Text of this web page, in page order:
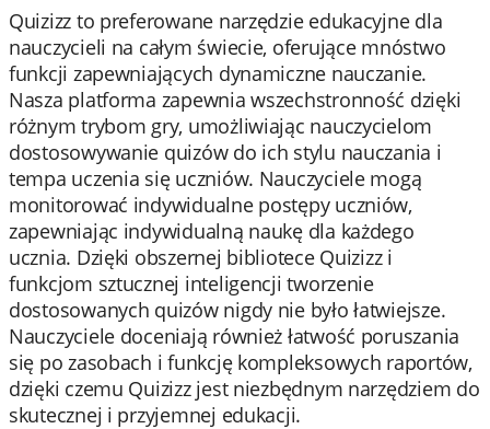
Quizizz to preferowane narzędzie edukacyjne dla
nauczycieli na całym świecie, oferujące mnóstwo
funkcji zapewniających dynamiczne nauczanie.
Nasza platforma zapewnia wszechstronność dzięki
różnym trybom gry, umożliwiając nauczycielom
dostosowywanie quizów do ich stylu nauczania i
tempa uczenia się uczniów. Nauczyciele mogą
monitorować indywidualne postępy uczniów,
zapewniając indywidualną naukę dla każdego
ucznia. Dzięki obszernej bibliotece Quizizz i
funkcjom sztucznej inteligencji tworzenie
dostosowanych quizów nigdy nie było łatwiejsze.
Nauczyciele doceniają również łatwość poruszania
się po zasobach i funkcję kompleksowych raportów,
dzięki czemu Quizizz jest niezbędnym narzędziem do
skutecznej i przyjemnej edukacji.